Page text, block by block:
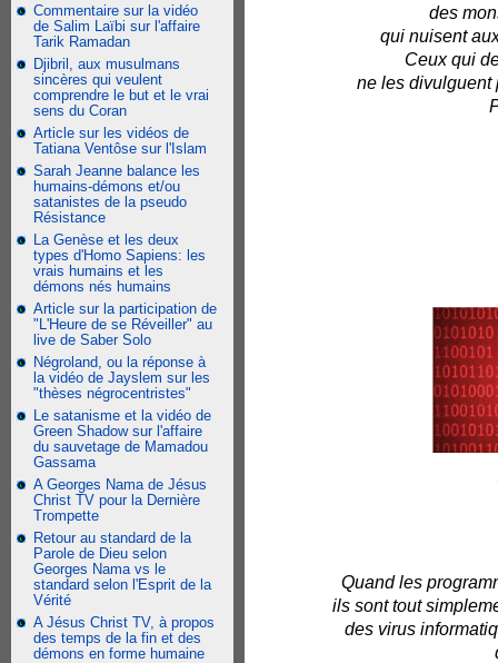
Commentaire sur la vidéo
de Salim Laïbi sur l'affaire
Tarik Ramadan
Djibril, aux musulmans
sincères qui veulent
comprendre le but et le vrai
sens du Coran
Article sur les vidéos de
Tatiana Ventôse sur l'Islam
Sarah Jeanne balance les
humains-démons et/ou
satanistes de la pseudo
Résistance
La Genèse et les deux
types d'Homo Sapiens: les
vrais humains et les
démons nés humains
Article sur la participation de
"L'Heure de se Réveiller" au
live de Saber Solo
Négroland, ou la réponse à
la vidéo de Jayslem sur les
"thèses négrocentristes"
Le satanisme et la vidéo de
Green Shadow sur l'affaire
du sauvetage de Mamadou
Gassama
A Georges Nama de Jésus
Christ TV pour la Dernière
Trompette
Retour au standard de la
Parole de Dieu selon
Georges Nama vs le
standard selon l'Esprit de la
Vérité
A Jésus Christ TV, à propos
des temps de la fin et des
démons en forme humaine
des
qui nuisent
Ceux qui
ne les divulguent
Quand les
ils sont tout
des virus